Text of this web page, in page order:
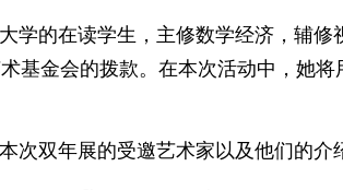
学的在读学生，主修数学经济，辅
基金会的拨款。在本次活动中，她
次双年展的受邀艺术家以及他们的介